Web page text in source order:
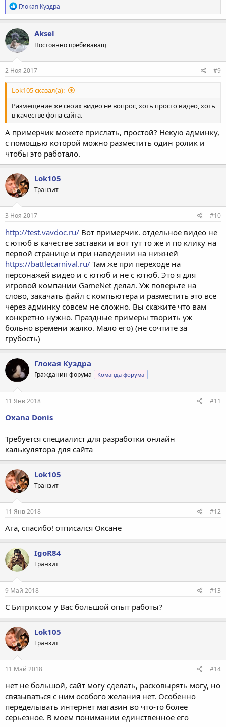
Р
е
а
к
ц
и
и
:
Глокая Куздра
Aksel
Постоянно пребиваващ
2 Ноя 2017 #9
Lok105 сказал(а):
Размещение же своих видео не вопрос, хоть просто видео, хоть
в качестве фона сайта.
А примерчик можете прислать, простой? Некую админку,
с помощью которой можно разместить один ролик и
чтобы это работало.
Lok105
Транзит
3 Ноя 2017 #10
http://test.vavdoc.ru/ Вот примерчик. отдельное видео не
с ютюб в качестве заставки и вот тут то же и по клику на
первой странице и при наведении на нижней
https://battlecarnival.ru/ Там же при переходе на
персонажей видео и с ютюб и не с ютюб. Это я для
игровой компании GameNet делал. Уж поверьте на
слово, закачать файл с компьютера и разместить это все
через админку совсем не сложно. Вы скажите что вам
конкретно нужно. Праздные примеры творить уж
больно времени жалко. Мало его) (не сочтите за
грубость)
Глокая Куздра
Гражданин форума Команда форума
11 Янв 2018 #11
Oxana Donis
Требуется специалист для разработки онлайн
калькулятора для сайта
Lok105
Транзит
11 Янв 2018 #12
Ага, спасибо! отписался Оксане
IgoR84
Транзит
9 Май 2018 #13
С Битриксом у Вас большой опыт работы?
Lok105
Транзит
11 Май 2018 #14
нет не большой, сайт могу сделать, расковырять могу, но
связываться с ним особого желания нет. Особенно
переделывать интернет магазин во что-то более
серьезное. В моем понимании единственное его